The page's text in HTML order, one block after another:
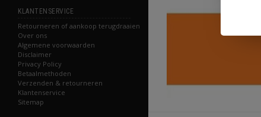
KLANTENSERVICE
Retourneren of aankoop terugdraaien
Over ons
Algemene voorwaarden
Disclaimer
Privacy Policy
Betaalmethoden
Verzenden & retourneren
Klantenservice
Sitemap